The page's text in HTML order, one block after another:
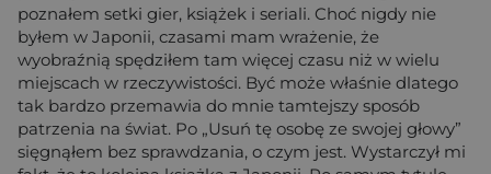
poznałem setki gier, książek i seriali. Choć nigdy nie
byłem w Japonii, czasami mam wrażenie, że
wyobraźnią spędziłem tam więcej czasu niż w wielu
miejscach w rzeczywistości. Być może właśnie dlatego
tak bardzo przemawia do mnie tamtejszy sposób
patrzenia na świat. Po „Usuń tę osobę ze swojej głowy”
sięgnąłem bez sprawdzania, o czym jest. Wystarczył mi